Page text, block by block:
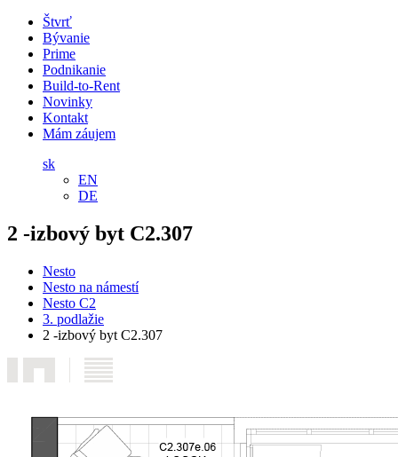
Štvrť
Bývanie
Prime
Podnikanie
Build-to-Rent
Novinky
Kontakt
Mám záujem
sk
EN
DE
2 -izbový byt C2.307
Nesto
Nesto na námestí
Nesto C2
3. podlažie
2 -izbový byt C2.307